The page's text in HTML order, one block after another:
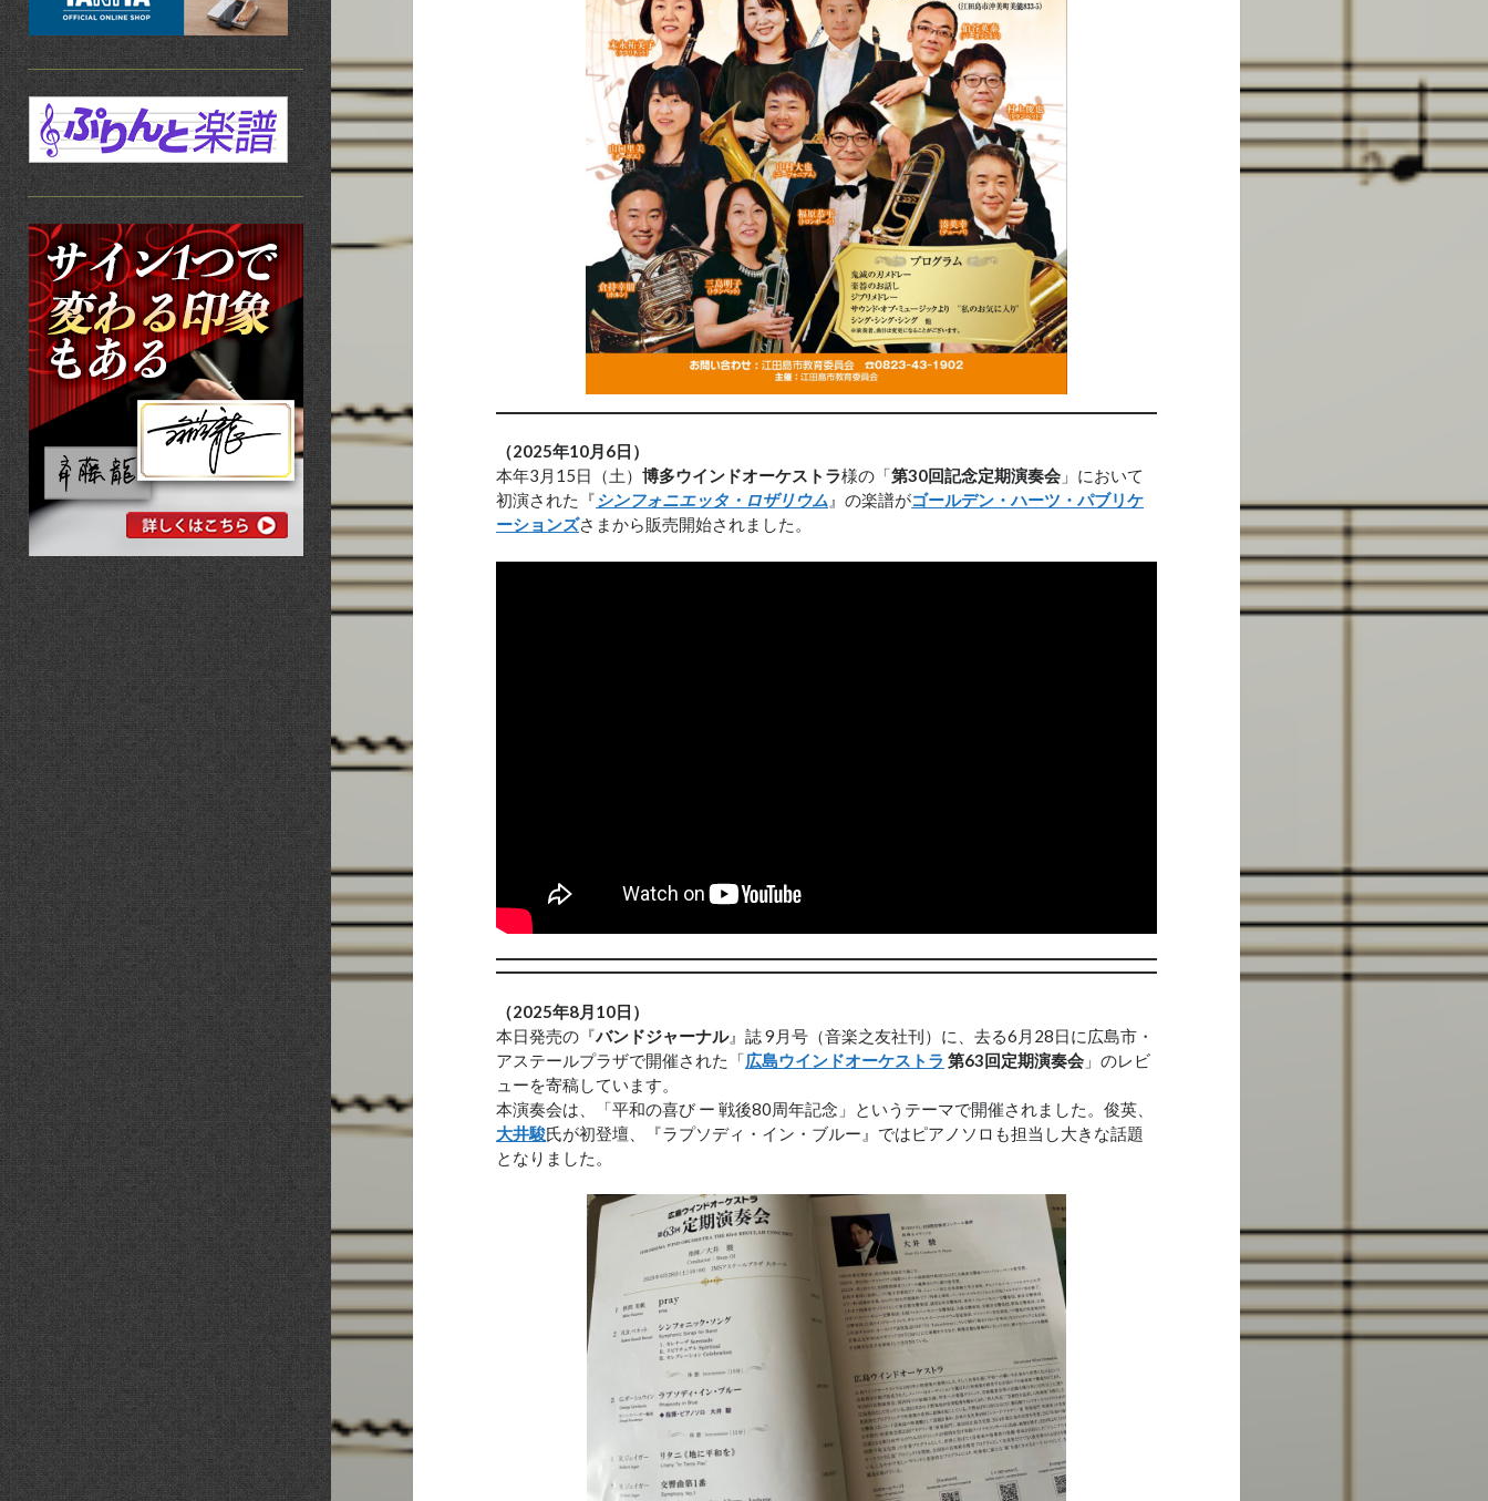
（2025年10月6日）
本年3月15日（土）博多ウインドオーケストラ様の「第30回記念定期演奏会 」において
初演された『 シンフォニエッタ・ロザリウム 』の楽譜がゴールデン・ハーツ・パブリケ
ーションズさまから販売開始されました。
（2025年8月10日）
本日発売の『バンドジャーナル』誌 9月号（音楽之友社刊）に、去る6月28日に広島市・
アステールプラザで開催された「広島ウインドオーケストラ 第63回定期演奏会 」のレビ
ューを寄稿しています。
本演奏会は、「平和の喜び ー 戦後80周年記念」というテーマで開催されました。俊英、
大井駿氏が初登壇、『ラプソディ・イン・ブルー』ではピアノソロも担当し大きな話題
となりました。